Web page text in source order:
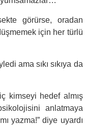
görürse, oradan
için her türlü
ama sıkı sıkıya da
kimseyi hedef almış
anlatmaya
yazma!” diye uyardı